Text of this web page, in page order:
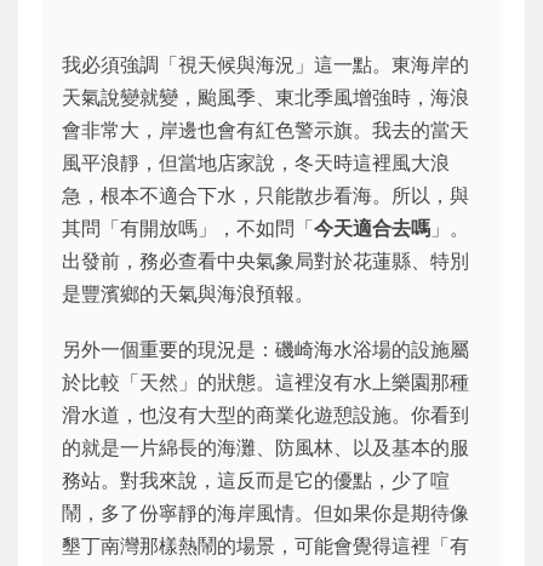
我必須強調「視天候與海況」這一點。東海岸的
天氣說變就變，颱風季、東北季風增強時，海浪
會非常大，岸邊也會有紅色警示旗。我去的當天
風平浪靜，但當地店家說，冬天時這裡風大浪
急，根本不適合下水，只能散步看海。所以，與
其問「有開放嗎」，不如問「今天適合去嗎 」。
出發前，務必查看中央氣象局對於花蓮縣、特別
是豐濱鄉的天氣與海浪預報。
另外一個重要的現況是：磯崎海水浴場的設施屬
於比較「天然」的狀態。這裡沒有水上樂園那種
滑水道，也沒有大型的商業化遊憩設施。你看到
的就是一片綿長的海灘、防風林、以及基本的服
務站。對我來說，這反而是它的優點，少了喧
鬧，多了份寧靜的海岸風情。但如果你是期待像
墾丁南灣那樣熱鬧的場景，可能會覺得這裡「有